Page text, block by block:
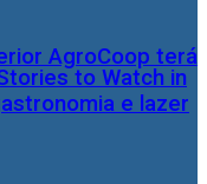
AgroCoop terá
e lazer
to Watch in